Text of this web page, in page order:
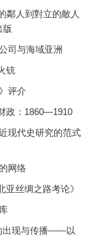
鄰人到對立的敵人
版
司与海域亚洲
铳
评介
政：1860—1910
现代史研究的范式
网络
丝绸之路考论》
出现与传播——以